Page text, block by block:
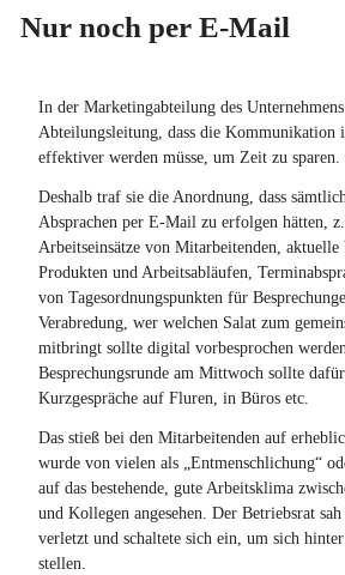
weiterlesen…
Mediation
bedeutet nicht,
sich besser
durchzusetzen,
sondern
weiterlesen…
Nur noch per E-Mail
In der Marketingabteilung des Unternehmens
Abteilungsleitung, dass die Kommunikation
effektiver werden müsse, um Zeit zu sparen.
Deshalb traf sie die Anordnung, dass
Absprachen per E-Mail zu erfolgen hätten,
Arbeitseinsätze von Mitarbeitenden, aktuelle
Produkten und Arbeitsabläufen,
von Tagesordnungspunkten für
Verabredung, wer welchen Salat zum
mitbringt sollte digital vorbesprochen
Besprechungsrunde am Mittwoch sollte
Kurzgespräche auf Fluren, in Büros etc.
Das stieß bei den Mitarbeitenden auf
wurde von vielen als „Entmenschlichung“
auf das bestehende, gute Arbeitsklima
und Kollegen angesehen. Der Betriebsrat
verletzt und schaltete sich ein, um sich
stellen.